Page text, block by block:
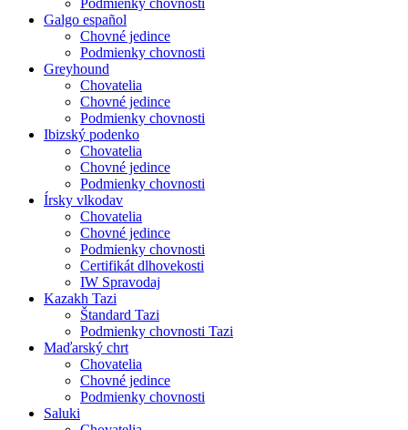
Podmienky chovnosti
Galgo español
Chovné jedince
Podmienky chovnosti
Greyhound
Chovatelia
Chovné jedince
Podmienky chovnosti
Ibizský podenko
Chovatelia
Chovné jedince
Podmienky chovnosti
Írsky vlkodav
Chovatelia
Chovné jedince
Podmienky chovnosti
Certifikát dlhovekosti
IW Spravodaj
Kazakh Tazi
Štandard Tazi
Podmienky chovnosti Tazi
Maďarský chrt
Chovatelia
Chovné jedince
Podmienky chovnosti
Saluki